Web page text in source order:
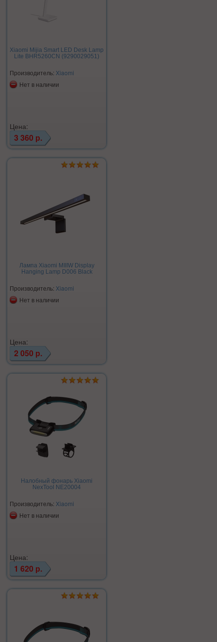
Xiaomi Mijia Smart LED Desk Lamp
Lite BHR5260CN (9290029051)
Производитель: Xiaomi
Нет в наличии
Цена:
3 360 р.
Лампа Xiaomi MIIIW Display
Hanging Lamp D006 Black
Производитель: Xiaomi
Нет в наличии
Цена:
2 050 р.
Налобный фонарь Xiaomi
NexTool NE20004
Производитель: Xiaomi
Нет в наличии
Цена:
1 620 р.